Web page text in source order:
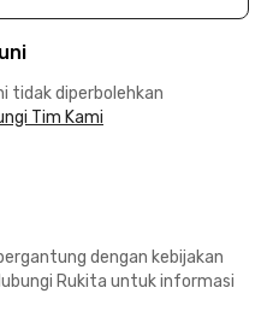
tidak diperbolehkan
Tim Kami
dengan kebijakan
Rukita untuk informasi